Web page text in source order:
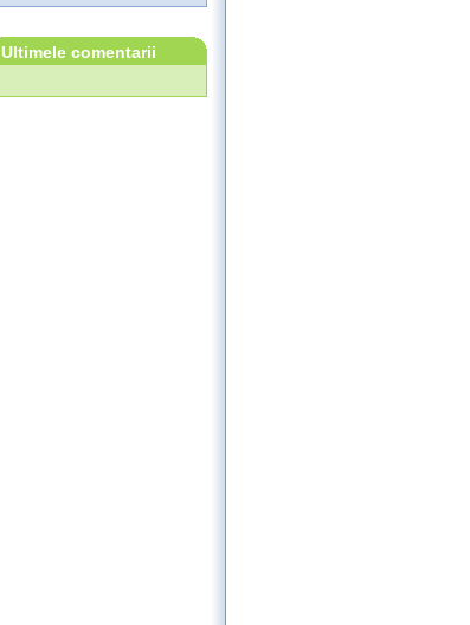
Ultimele comentarii